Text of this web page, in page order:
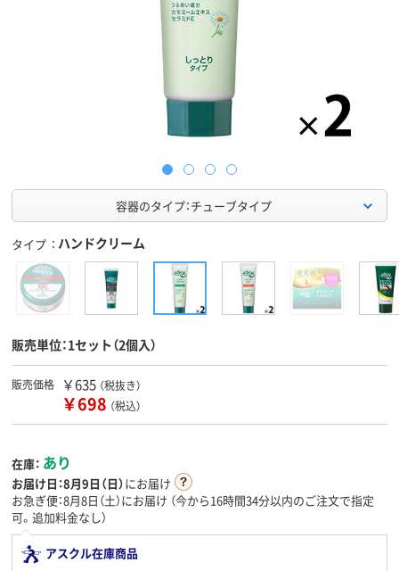
容器のタイプ：チューブタイプ
タイプ ハンドクリーム
販売単位：1セット（2個入）
販売価格 ￥635 （税抜き）
￥698 （税込）
在庫： あり
お届け日：8月9日（日）にお届け
お急ぎ便：8月8日（土）にお届け （今から16時間34分以内のご注文で指定
可。追加料金なし）
アスクル在庫商品